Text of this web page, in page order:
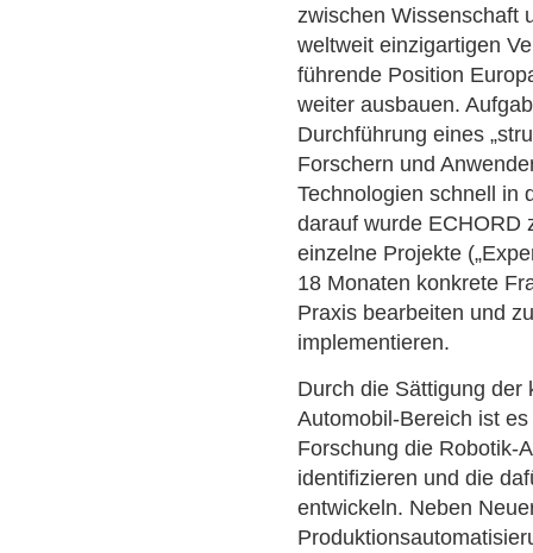
zwischen Wissenschaft
weltweit einzigartigen
führende Position
weiter ausbauen.
Durchführung eines
Forschern und
Technologien schnell in
darauf wurde ECHORD
einzelne Projekte
18 Monaten konkrete
Praxis bearbeiten und
implementieren.
Durch die Sättigung der
Automobil-Bereich ist
Forschung die Robotik-
identifizieren und die
entwickeln. Neben